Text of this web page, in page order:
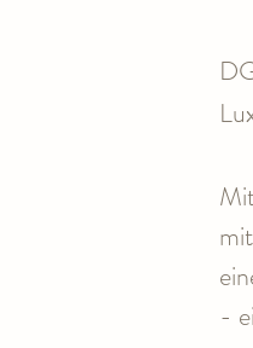
-